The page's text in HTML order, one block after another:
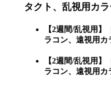
タクト、乱視用カ
【2週間/乱視用
ラコン、遠視用カ
【2週間/乱視用
ラコン、遠視用